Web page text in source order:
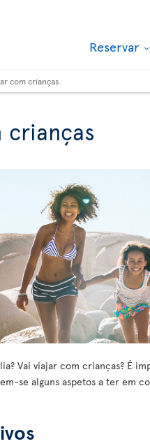
Reservar
com crianças
crianças
Vai viajar com crianças? É
se alguns aspetos a ter em